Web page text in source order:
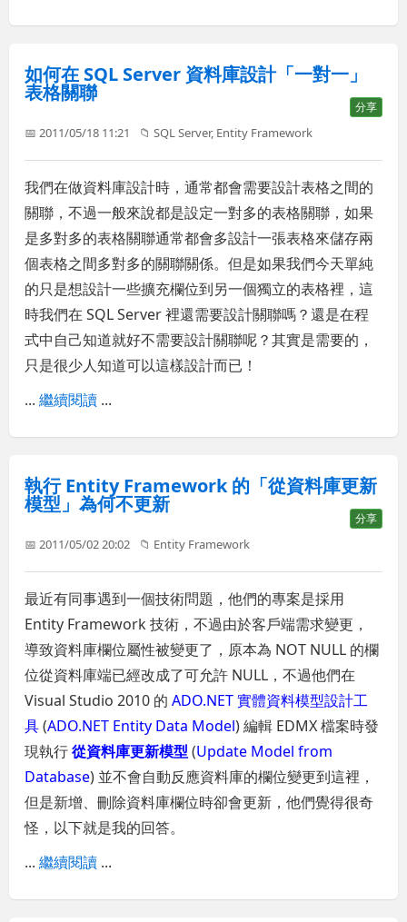
如何在 SQL Server 資料庫設計「一對一」
表格關聯
分享
📅 2011/05/18 11:21 📁SQL Server, Entity Framework
我們在做資料庫設計時，通常都會需要設計表格之間的
關聯，不過一般來說都是設定一對多的表格關聯，如果
是多對多的表格關聯通常都會多設計一張表格來儲存兩
個表格之間多對多的關聯關係。但是如果我們今天單純
的只是想設計一些擴充欄位到另一個獨立的表格裡，這
時我們在 SQL Server 裡還需要設計關聯嗎？還是在程
式中自己知道就好不需要設計關聯呢？其實是需要的，
只是很少人知道可以這樣設計而已！
...繼續閱讀 ...
執行 Entity Framework 的「從資料庫更新
模型」為何不更新
分享
📅 2011/05/02 20:02 📁 Entity Framework
最近有同事遇到一個技術問題，他們的專案是採用
Entity Framework 技術，不過由於客戶端需求變更，
導致資料庫欄位屬性被變更了，原本為 NOT NULL 的欄
位從資料庫端已經改成了可允許 NULL，不過他們在
Visual Studio 2010 的ADO.NET 實體資料模型設計工
具(ADO.NET Entity Data Model) 編輯 EDMX 檔案時發
現執行從資料庫更新模型 (Update Model from
Database) 並不會自動反應資料庫的欄位變更到這裡，
但是新增、刪除資料庫欄位時卻會更新，他們覺得很奇
怪，以下就是我的回答。
...繼續閱讀 ...